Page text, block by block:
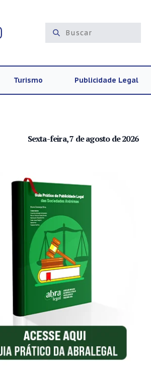
Turismo Publicidade Legal
Sexta-feira, 7 de agosto de 2026